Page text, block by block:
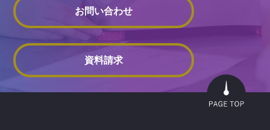
お問い合わせ
資料請求